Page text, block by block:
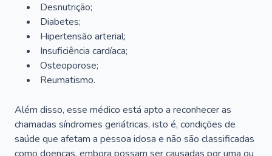
Desnutrição;
Diabetes;
Hipertensão arterial;
Insuficiência cardíaca;
Osteoporose;
Reumatismo.
Além disso, esse médico está apto a reconhecer as
chamadas síndromes geriátricas, isto é, condições de
saúde que afetam a pessoa idosa e não são classificadas